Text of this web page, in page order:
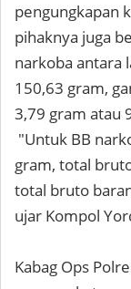
pengungkapan
pihaknya juga
narkoba antara
150,63 gram,
3,79 gram atau
"Untuk BB
gram, total
total bruto
ujar Kompol
Kabag Ops